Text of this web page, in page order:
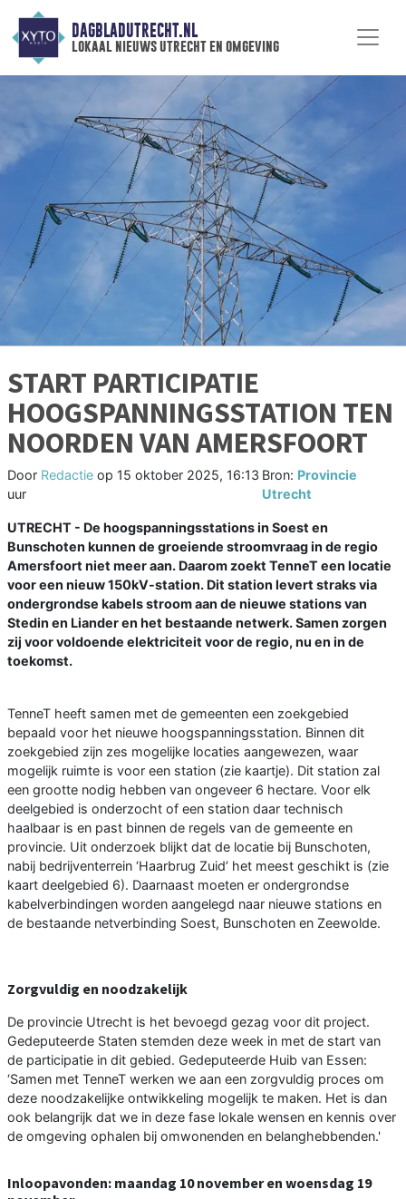
DAGBLADUTRECHT.NL
lokaal nieuws utrecht en omgeving
START PARTICIPATIE
HOOGSPANNINGSSTATION TEN
NOORDEN VAN AMERSFOORT
Door Redactie op 15 oktober 2025, 16:13
uur
Bron: Provincie
Utrecht
UTRECHT - De hoogspanningsstations in Soest en
Bunschoten kunnen de groeiende stroomvraag in de regio
Amersfoort niet meer aan. Daarom zoekt TenneT een locatie
voor een nieuw 150kV-station. Dit station levert straks via
ondergrondse kabels stroom aan de nieuwe stations van
Stedin en Liander en het bestaande netwerk. Samen zorgen
zij voor voldoende elektriciteit voor de regio, nu en in de
toekomst.
TenneT heeft samen met de gemeenten een zoekgebied
bepaald voor het nieuwe hoogspanningsstation. Binnen dit
zoekgebied zijn zes mogelijke locaties aangewezen, waar
mogelijk ruimte is voor een station (zie kaartje). Dit station zal
een grootte nodig hebben van ongeveer 6 hectare. Voor elk
deelgebied is onderzocht of een station daar technisch
haalbaar is en past binnen de regels van de gemeente en
provincie. Uit onderzoek blijkt dat de locatie bij Bunschoten,
nabij bedrijventerrein ‘Haarbrug Zuid’ het meest geschikt is (zie
kaart deelgebied 6). Daarnaast moeten er ondergrondse
kabelverbindingen worden aangelegd naar nieuwe stations en
de bestaande netverbinding Soest, Bunschoten en Zeewolde.
Zorgvuldig en noodzakelijk
De provincie Utrecht is het bevoegd gezag voor dit project.
Gedeputeerde Staten stemden deze week in met de start van
de participatie in dit gebied. Gedeputeerde Huib van Essen:
‘Samen met TenneT werken we aan een zorgvuldig proces om
deze noodzakelijke ontwikkeling mogelijk te maken. Het is dan
ook belangrijk dat we in deze fase lokale wensen en kennis over
de omgeving ophalen bij omwonenden en belanghebbenden.'
Inloopavonden: maandag 10 november en woensdag 19